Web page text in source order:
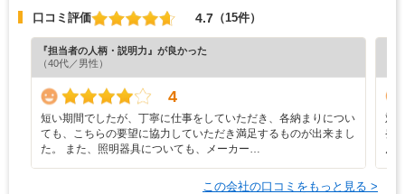
口コミ評価 4.7 （15件）
『担当者の人柄・説明力』が良かった
（40代／男性）
4
短い期間でしたが、丁寧に仕事をしていただき、各納まりについ
ても、こちらの要望に協力していただき満足するものが出来まし
た。 また、照明器具についても、メーカー…
対
発
この会社の口コミをもっと見る >